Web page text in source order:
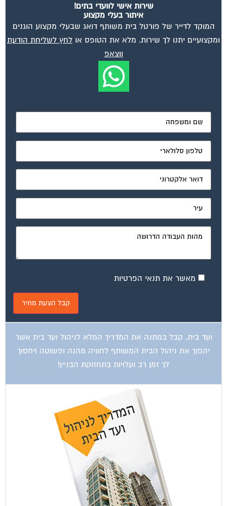
מאשר את תנאי הפרטיות
יהפוך את ניהול הבית המשותף לחוויה מהנה ופשוטה ויחסוך
לך זמן רב ועלויות בתחזוקת הבניין!
ועד בית, קבל במתנה את המדריך המלא לשיפוץ בניינים אשר
יחסוך לך אלפי שקלים בשיפוץ בניין המגורים!